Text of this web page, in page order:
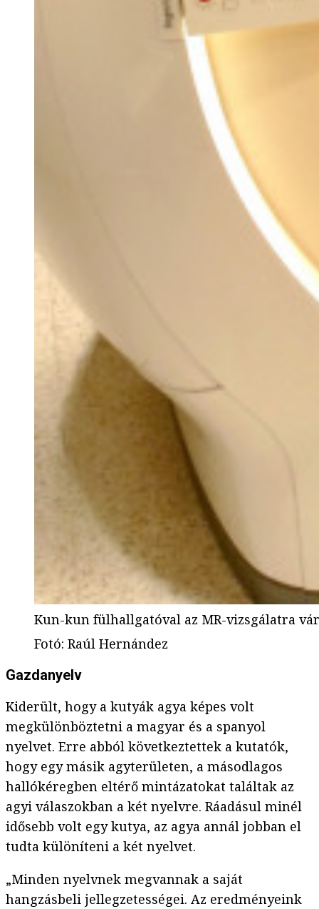
Kun-kun fülhallgatóval az MR-vizsgálatra
Fotó: Raúl Hernández
Gazdanyelv
Kiderült, hogy a kutyák agya képes volt
megkülönböztetni a magyar és a spanyol
nyelvet. Erre abból következtettek a kutatók,
hogy egy másik agyterületen, a másodlagos
hallókéregben eltérő mintázatokat találtak az
agyi válaszokban a két nyelvre. Ráadásul minél
idősebb volt egy kutya, az agya annál jobban el
tudta különíteni a két nyelvet.
„Minden nyelvnek megvannak a saját
hangzásbeli jellegzetességei. Az eredményeink